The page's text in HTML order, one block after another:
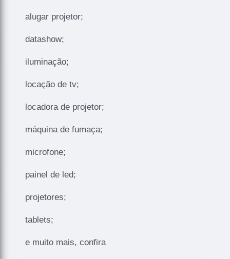
alugar projetor;
datashow;
iluminação;
locação de tv;
locadora de projetor;
máquina de fumaça;
microfone;
painel de led;
projetores;
tablets;
e muito mais, confira